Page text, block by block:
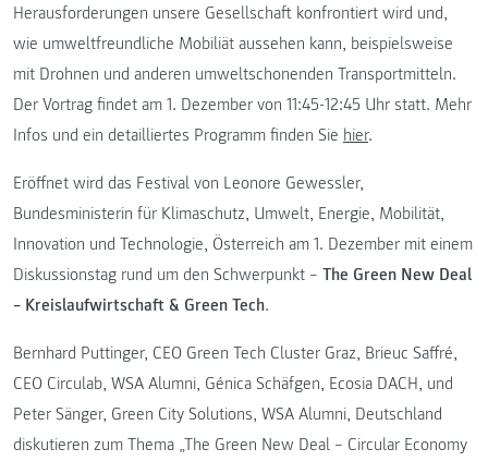
Herausforderungen unsere Gesellschaft konfrontiert wird und,
wie umweltfreundliche Mobiliät aussehen kann, beispielsweise
mit Drohnen und anderen umweltschonenden Transportmitteln.
Der Vortrag findet am 1. Dezember von 11:45-12:45 Uhr statt. Mehr
Infos und ein detailliertes Programm finden Sie hier.
Eröffnet wird das Festival von Leonore Gewessler,
Bundesministerin für Klimaschutz, Umwelt, Energie, Mobilität,
Innovation und Technologie, Österreich am 1. Dezember mit einem
Diskussionstag rund um den Schwerpunkt – The Green New Deal
– Kreislaufwirtschaft & Green Tech.
Bernhard Puttinger, CEO Green Tech Cluster Graz, Brieuc Saffré,
CEO Circulab, WSA Alumni, Génica Schäfgen, Ecosia DACH, und
Peter Sänger, Green City Solutions, WSA Alumni, Deutschland
diskutieren zum Thema „The Green New Deal – Circular Economy